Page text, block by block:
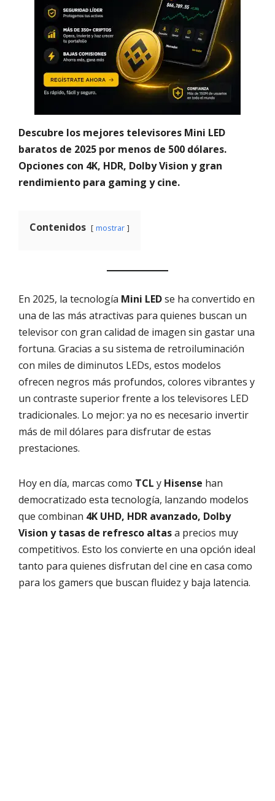
Descubre los mejores televisores Mini LED
baratos de 2025 por menos de 500 dólares.
Opciones con 4K, HDR, Dolby Vision y gran
rendimiento para gaming y cine.
Contenidos mostrar
En 2025, la tecnología Mini LEDse ha convertido en
una de las más atractivas para quienes buscan un
televisor con gran calidad de imagen sin gastar una
fortuna. Gracias a su sistema de retroiluminación
con miles de diminutos LEDs, estos modelos
ofrecen negros más profundos, colores vibrantes y
un contraste superior frente a los televisores LED
tradicionales. Lo mejor: ya no es necesario invertir
más de mil dólares para disfrutar de estas
prestaciones.
Hoy en día, marcas como TCL y Hisense han
democratizado esta tecnología, lanzando modelos
que combinan 4K UHD, HDR avanzado, Dolby
Vision y tasas de refresco altasa precios muy
competitivos. Esto los convierte en una opción ideal
tanto para quienes disfrutan del cine en casa como
para los gamers que buscan fluidez y baja latencia.